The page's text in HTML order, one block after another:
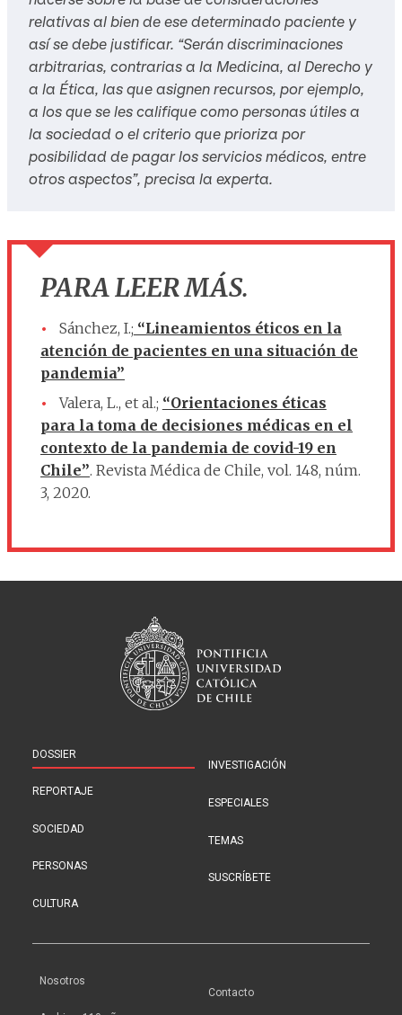
relativas al bien de ese determinado paciente y
así se debe justificar. “Serán discriminaciones
arbitrarias, contrarias a la Medicina, al Derecho y
a la Ética, las que asignen recursos, por ejemplo,
a los que se les califique como personas útiles a
la sociedad o el criterio que prioriza por
posibilidad de pagar los servicios médicos, entre
otros aspectos”, precisa la experta.
PARA LEER MÁS.
Sánchez, I.; “Lineamientos éticos en la
atención de pacientes en una situación de
pandemia”
Valera, L., et al.; “Orientaciones éticas
para la toma de decisiones médicas en el
contexto de la pandemia de covid-19 en
Chile”. Revista Médica de Chile, vol. 148, núm.
3, 2020.
DOSSIER
REPORTAJE
SOCIEDAD
PERSONAS
CULTURA
INVESTIGACIÓN
ESPECIALES
TEMAS
SUSCRÍBETE
Nosotros
Contacto